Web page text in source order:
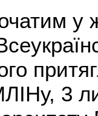
у
3